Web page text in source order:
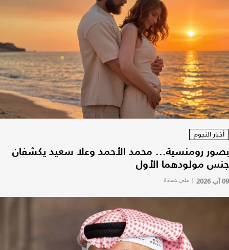
أخبار النجوم
بصور رومنسية... محمد الأحمد وعلا سعيد يكشفان
جنس مولودهما الأول
09 آب 2026 | علي حمادة